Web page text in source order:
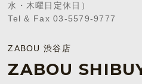
水・木曜日定休日）
Tel & Fax 03-5579-9777
ZABOU 渋谷店
ZABOU